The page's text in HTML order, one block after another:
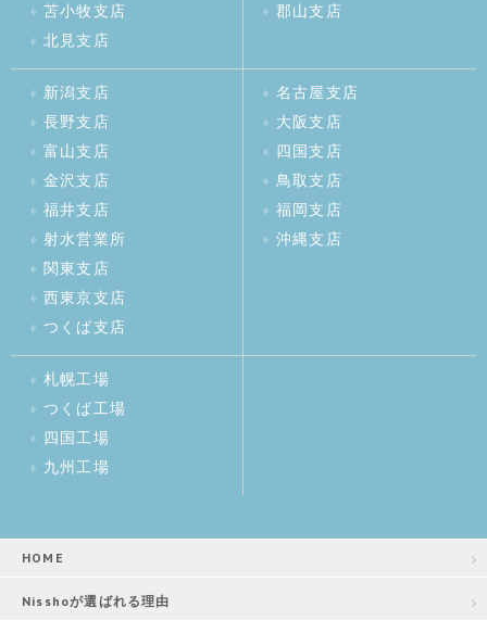
苫小牧支店
北見支店
郡山支店
新潟支店
長野支店
富山支店
金沢支店
福井支店
射水営業所
関東支店
西東京支店
つくば支店
名古屋支店
大阪支店
四国支店
鳥取支店
福岡支店
沖縄支店
札幌工場
つくば工場
四国工場
九州工場
HOME
Nisshoが選ばれる理由